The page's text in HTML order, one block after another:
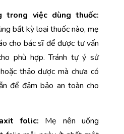
trong việc dùng thuốc:
bất kỳ loại thuốc nào, mẹ
cho bác sĩ để được tư vấn
phù hợp. Tránh tự ý sử
thảo dược mà chưa có
để đảm bảo an toàn cho
folic: Mẹ nên uống